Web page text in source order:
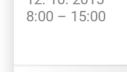
8:00 – 15:00